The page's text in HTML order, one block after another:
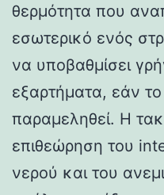
θερμότητα που
εσωτερικό ενός
να υποβαθμίσει
εξαρτήματα, εάν
παραμεληθεί. Η
επιθεώρηση του
νερού και του